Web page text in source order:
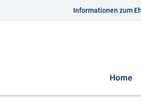
Informationen zum
Home